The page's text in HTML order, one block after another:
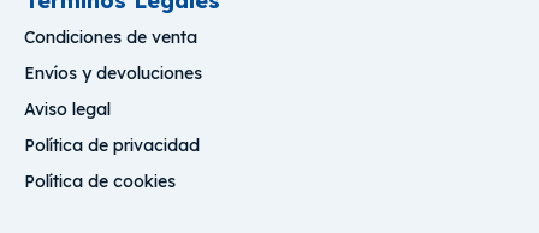
Condiciones de venta
Envíos y devoluciones
Aviso legal
Política de privacidad
Política de cookies